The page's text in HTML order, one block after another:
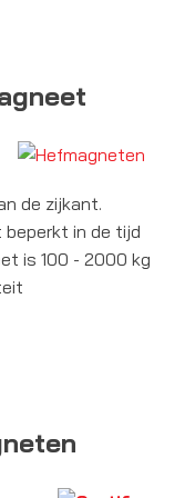
de zijkant.
in de tijd
is 100 - 2000 kg